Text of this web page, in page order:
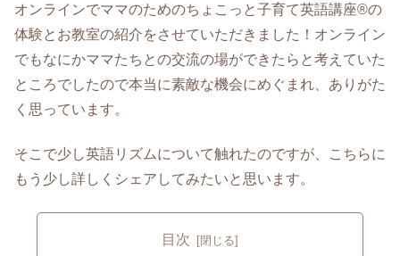
オンラインでママのためのちょこっと子育て英語講座®の
体験とお教室の紹介をさせていただきました！オンライン
でもなにかママたちとの交流の場ができたらと考えていた
ところでしたので本当に素敵な機会にめぐまれ、ありがた
く思っています。
そこで少し英語リズムについて触れたのですが、こちらに
もう少し詳しくシェアしてみたいと思います。
目次